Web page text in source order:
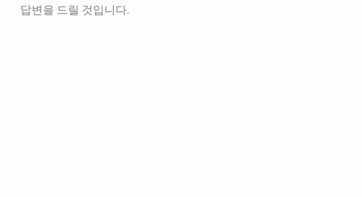
답변을 드릴 것입니다.